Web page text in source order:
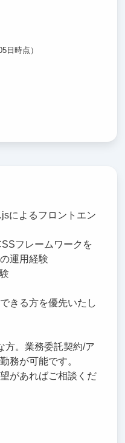
日時点）
によるフロントエン
フレームワークを
運用経験
きる方を優先いたし
方。業務委託契約/ア
務が可能です。
があればご相談くだ